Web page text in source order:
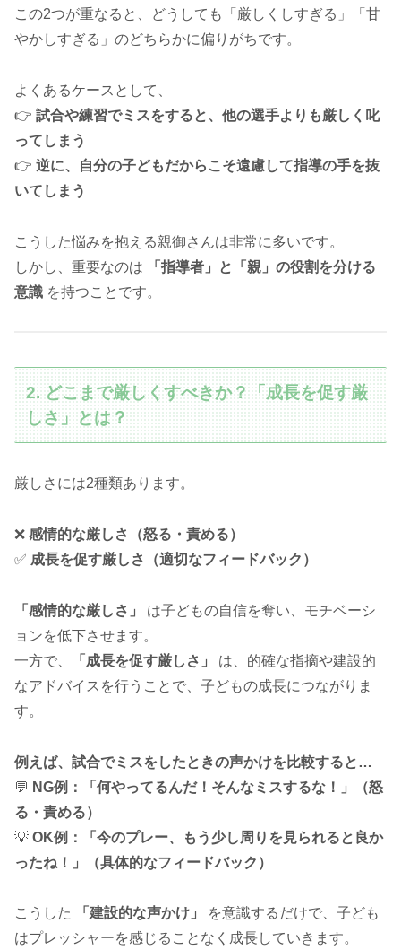
この2つが重なると、どうしても「厳しくしすぎる」「甘
やかしすぎる」のどちらかに偏りがちです。
よくあるケースとして、
👉 試合や練習でミスをすると、他の選手よりも厳しく叱
ってしまう
👉 逆に、自分の子どもだからこそ遠慮して指導の手を抜
いてしまう
こうした悩みを抱える親御さんは非常に多いです。
しかし、重要なのは
「指導者」と「親」の役割を分ける
意識 を持つことです。
2. どこまで厳しくすべきか？「成長を促す厳
しさ」とは？
厳しさには2種類あります。
❌ 感情的な厳しさ（怒る・責める）
✅ 成長を促す厳しさ（適切なフィードバック）
「感情的な厳しさ」
は子どもの自信を奪い、モチベーシ
ョンを低下させます。
一方で、
「成長を促す厳しさ」
は、的確な指摘や建設的
なアドバイスを行うことで、子どもの成長につながりま
す。
例えば、試合でミスをしたときの声かけを比較すると…
💬 NG例：「何やってるんだ！そんなミスするな！」（怒
る・責める）
💡 OK例：「今のプレー、もう少し周りを見られると良か
ったね！」（具体的なフィードバック）
こうした 「建設的な声かけ」
を意識するだけで、子ども
はプレッシャーを感じることなく成長していきます。